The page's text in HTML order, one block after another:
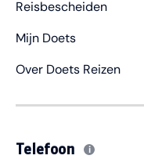
Reisbescheiden
Mijn Doets
Over Doets Reizen
Telefoon i